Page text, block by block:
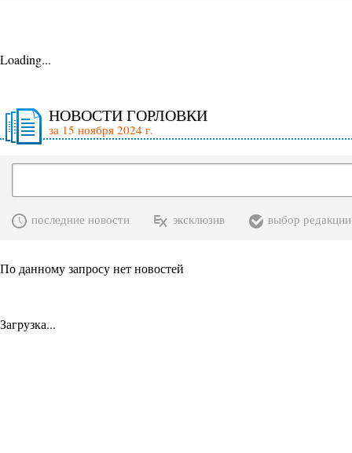
Loading...
НОВОСТИ ГОРЛОВКИ
за 15 ноября 2024 г.
последние новости эксклюзив выбор редакции
По данному запросу нет новостей
Загрузка...